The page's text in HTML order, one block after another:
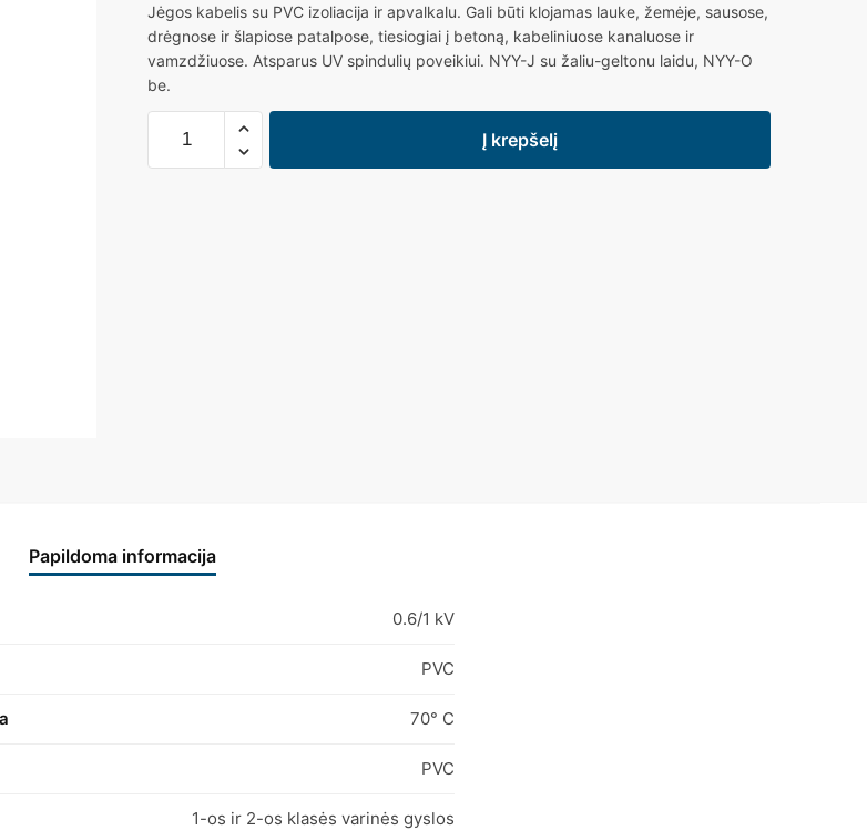
Jėgos kabelis su PVC izoliacija ir apvalkalu. Gali būti klojamas lauke, žemėje, sausose,
drėgnose ir šlapiose patalpose, tiesiogiai į betoną, kabeliniuose kanaluose ir
vamzdžiuose. Atsparus UV spindulių poveikiui. NYY-J su žaliu-geltonu laidu, NYY-O
be.
Į krepšelį
Papildoma informacija
0.6/1 kV
PVC
70° C
PVC
1-os ir 2-os klasės varinės gyslos